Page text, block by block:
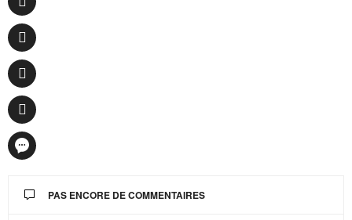
PAS ENCORE DE COMMENTAIRES